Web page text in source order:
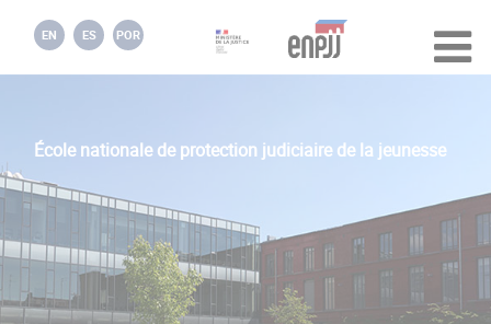
École nationale de protection judiciaire de la jeunesse
EN ES POR